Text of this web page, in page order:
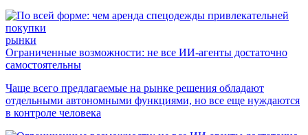
рынки
Ограниченные возможности: не все ИИ-агенты достаточно
самостоятельны
Чаще всего предлагаемые на рынке решения обладают
отдельными автономными функциями, но все еще нуждаются
в контроле человека